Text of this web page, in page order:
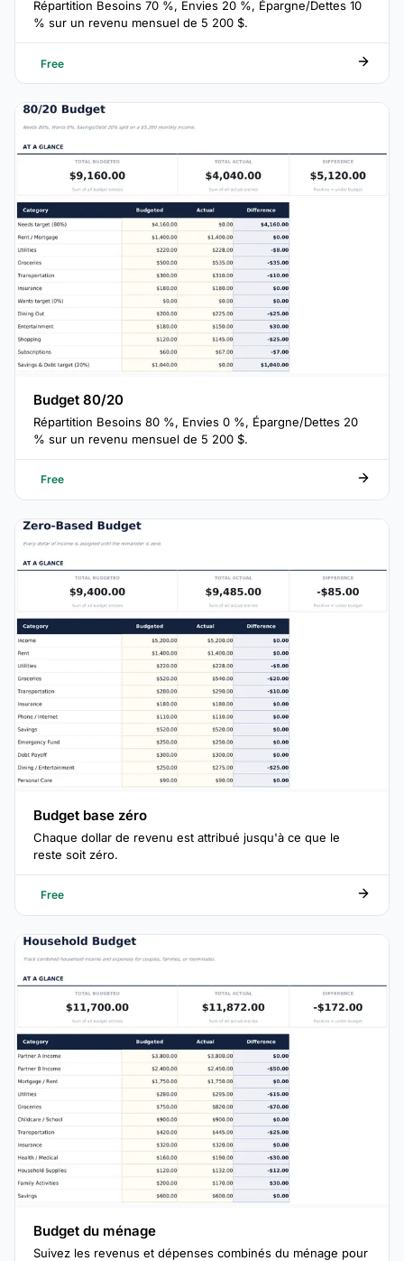
Répartition Besoins 70 %, Envies 20 %, Épargne/Dettes 10
% sur un revenu mensuel de 5 200 $.
Free
Budget 80/20
Répartition Besoins 80 %, Envies 0 %, Épargne/Dettes 20
% sur un revenu mensuel de 5 200 $.
Free
Budget base zéro
Chaque dollar de revenu est attribué jusqu'à ce que le
reste soit zéro.
Free
Budget du ménage
Suivez les revenus et dépenses combinés du ménage pour